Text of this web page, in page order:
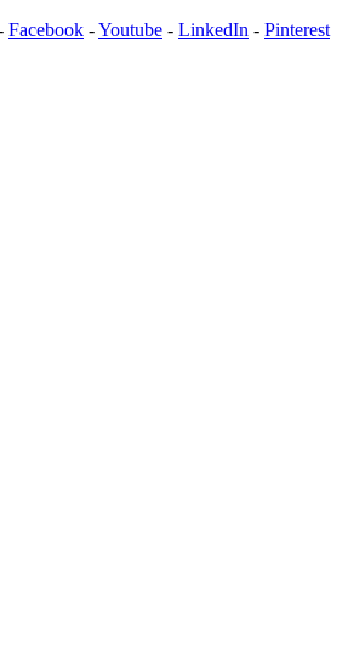
Facebook -Youtube - LinkedIn - Pinterest